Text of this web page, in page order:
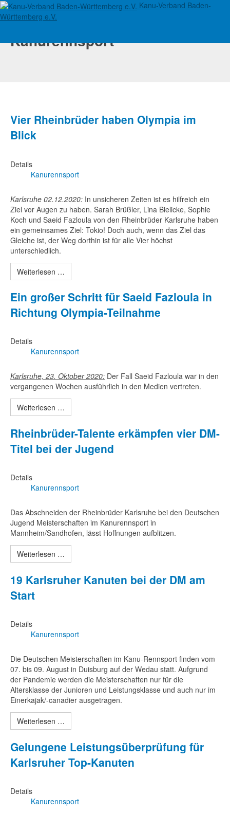
Kanu-Verband Baden-
Württemberg e.V.
Kanurennsport
Vier Rheinbrüder haben Olympia im
Blick
Details
Kanurennsport
Karlsruhe 02.12.2020: In unsicheren Zeiten ist es hilfreich ein
Ziel vor Augen zu haben. Sarah Brüßler, Lina Bielicke, Sophie
Koch und Saeid Fazloula von den Rheinbrüder Karlsruhe haben
ein gemeinsames Ziel: Tokio! Doch auch, wenn das Ziel das
Gleiche ist, der Weg dorthin ist für alle Vier höchst
unterschiedlich.
Weiterlesen …
Ein großer Schritt für Saeid Fazloula in
Richtung Olympia-Teilnahme
Details
Kanurennsport
Karlsruhe, 23. Oktober 2020: Der Fall Saeid Fazloula war in den
vergangenen Wochen ausführlich in den Medien vertreten.
Weiterlesen …
Rheinbrüder-Talente erkämpfen vier DM-
Titel bei der Jugend
Details
Kanurennsport
Das Abschneiden der Rheinbrüder Karlsruhe bei den Deutschen
Jugend Meisterschaften im Kanurennsport in
Mannheim/Sandhofen, lässt Hoffnungen aufblitzen.
Weiterlesen …
19 Karlsruher Kanuten bei der DM am
Start
Details
Kanurennsport
Die Deutschen Meisterschaften im Kanu-Rennsport finden vom
07. bis 09. August in Duisburg auf der Wedau statt. Aufgrund
der Pandemie werden die Meisterschaften nur für die
Altersklasse der Junioren und Leistungsklasse und auch nur im
Einerkajak/-canadier ausgetragen.
Weiterlesen …
Gelungene Leistungsüberprüfung für
Karlsruher Top-Kanuten
Details
Kanurennsport